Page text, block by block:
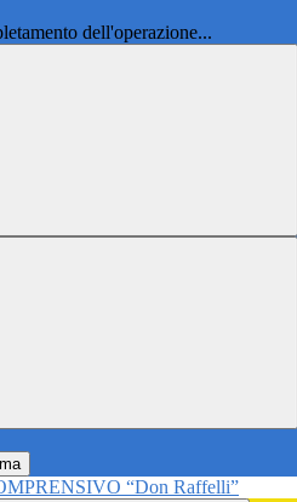
dell'operazione...